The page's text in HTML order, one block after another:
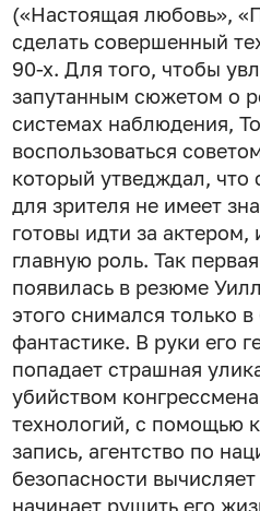
(«Настоящая любовь»,
сделать совершенный
90-х. Для того, чтобы
запутанным сюжетом о
системах наблюдения,
воспользоваться
который утведждал, что
для зрителя не имеет
готовы идти за
главную роль. Так
появилась в резюме
этого снимался только
фантастике. В руки его
попадает страшная
убийством
технологий, с помощью
запись, агентство по
безопасности
начинает рушить его